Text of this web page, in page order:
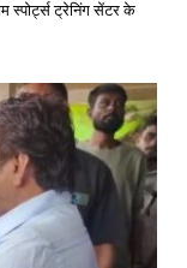
ट्रेनिंग सेंटर के